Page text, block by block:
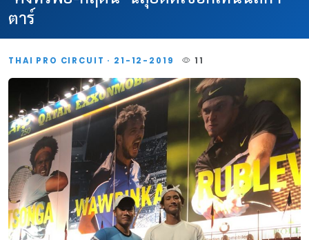
ตาร์
THAI PRO CIRCUIT · 21-12-2019 11